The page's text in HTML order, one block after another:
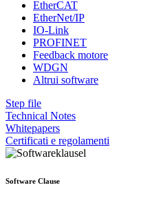
EtherCAT
EtherNet/IP
IO-Link
PROFINET
Feedback motore
WDGN
Altrui software
Step file
Technical Notes
Whitepapers
Certificati e regolamenti
Software Clause